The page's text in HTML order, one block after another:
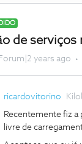
de serviços
years ago
ricardovitorino
Recentemente fiz a
livre de